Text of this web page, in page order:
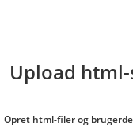
Upload
Opret html-filer og